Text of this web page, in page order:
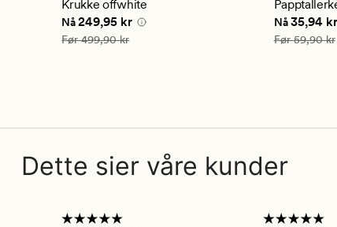
vurdering
på
4.5
Krukke offwhite
Nåværende pris
Nå 249,95 kr
Vanlig pris 499,90 kr
Før499,90 kr
på
4.5
Nå 35,94 kr
Vanlig pris
Før59,90 kr
Dette sier våre kunder